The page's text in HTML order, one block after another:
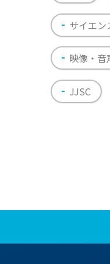
サイエン
映像・音
JJSC